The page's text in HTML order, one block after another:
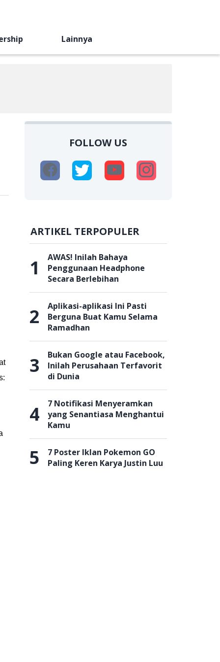
Lainnya
FOLLOW US
ARTIKEL TERPOPULER
1
AWAS! Inilah Bahaya
Penggunaan Headphone
Secara Berlebihan
2
Aplikasi-aplikasi Ini Pasti
Berguna Buat Kamu Selama
Ramadhan
3
Bukan Google atau Facebook,
Inilah Perusahaan Terfavorit
di Dunia
4
7 Notifikasi Menyeramkan
yang Senantiasa Menghantui
Kamu
5
7 Poster Iklan Pokemon GO
Paling Keren Karya Justin Luu